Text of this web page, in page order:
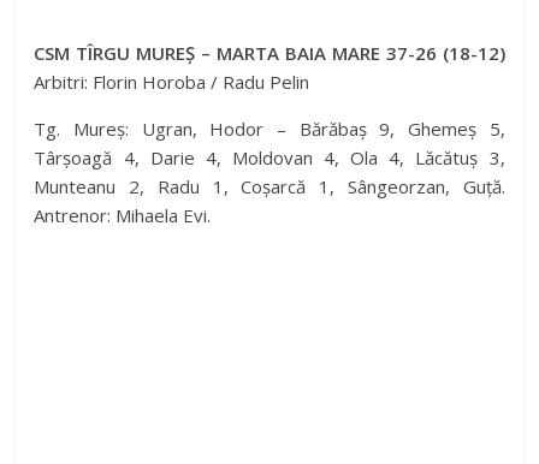
CSM TÎRGU MUREȘ – MARTA BAIA MARE 37-26 (18-12)
Arbitri: Florin Horoba / Radu Pelin
Tg. Mureș: Ugran, Hodor – Bărăbaș 9, Ghemeș 5,
Târșoagă 4, Darie 4, Moldovan 4, Ola 4, Lăcătuș 3,
Munteanu 2, Radu 1, Coșarcă 1, Sângeorzan, Guță.
Antrenor: Mihaela Evi.